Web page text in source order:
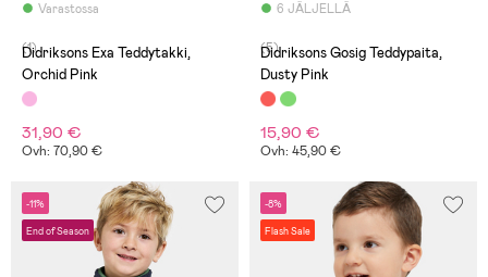
Varastossa
(1)
Didriksons Exa Teddytakki,
Orchid Pink
31,90 €
Ovh: 70,90 €
6 JÄLJELLÄ
(5)
Didriksons Gosig Teddypaita,
Dusty Pink
15,90 €
Ovh: 45,90 €
-11%
End of Season
-8%
Flash Sale